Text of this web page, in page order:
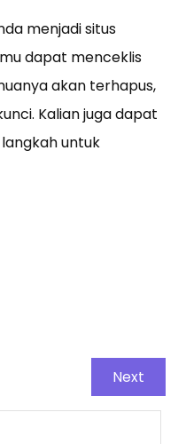
menjadi situs
dapat menceklis
akan terhapus,
Kalian juga dapat
untuk
Next